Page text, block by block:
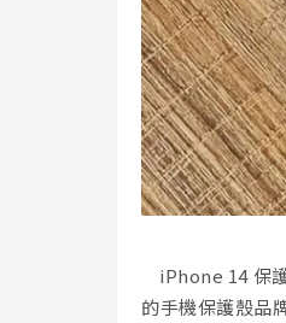
iPhone 14 保
的手機保護殼品